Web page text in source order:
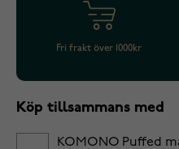
Fri frakt över 1000kr
Köp tillsammans med
KOMONO Puffed